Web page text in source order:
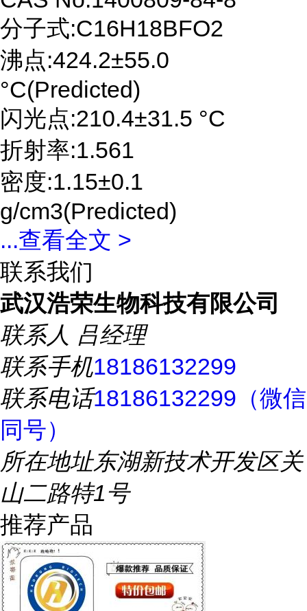
分子式:C16H18BFO2
沸点:424.2±55.0
°C(Predicted)
闪光点:210.4±31.5 °C
折射率:1.561
密度:1.15±0.1
g/cm3(Predicted)
...查看全文 >
联系我们
武汉浩荣生物科技有限公司
联系人 吕经理
联系手机18186132299
联系电话18186132299（微信
同号）
所在地址东湖新技术开发区关
山二路特1号
推荐产品